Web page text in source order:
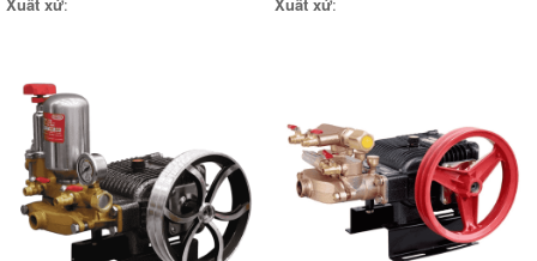
Đầu phun áp lực chất lỏng Oshima OS45AST 2.0HP Xanh đậm
(hoạt động bằng sức kéo động cơ)
5,500,000.00 đ
OS45AST
Xuất xứ: